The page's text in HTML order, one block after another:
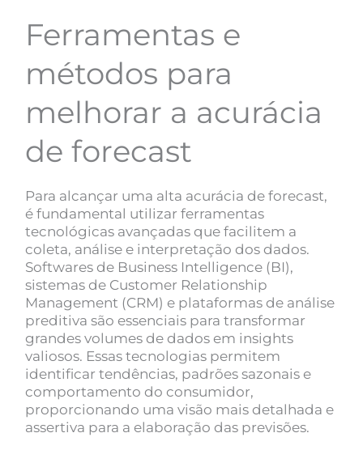
Ferramentas e
métodos para
melhorar a acurácia
de forecast
Para alcançar uma alta acurácia de forecast,
é fundamental utilizar ferramentas
tecnológicas avançadas que facilitem a
coleta, análise e interpretação dos dados.
Softwares de Business Intelligence (BI),
sistemas de Customer Relationship
Management (CRM) e plataformas de análise
preditiva são essenciais para transformar
grandes volumes de dados em insights
valiosos. Essas tecnologias permitem
identificar tendências, padrões sazonais e
comportamento do consumidor,
proporcionando uma visão mais detalhada e
assertiva para a elaboração das previsões.